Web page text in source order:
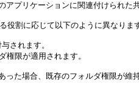
プリケーションに関連付けられ
割に応じて以下のように異なります
されます。
限が適用されます。
た場合、既存のフォルダ権限が維